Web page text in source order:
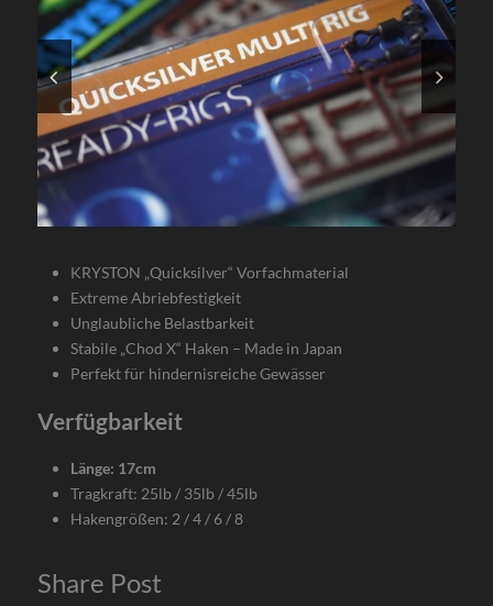
Deutsch
KRYSTON „Quicksilver“ Vorfachmaterial
Extreme Abriebfestigkeit
Unglaubliche Belastbarkeit
Stabile „Chod X“ Haken – Made in Japan
Perfekt für hindernisreiche Gewässer
Verfügbarkeit
Länge: 17cm
Tragkraft: 25lb / 35lb / 45lb
Hakengrößen: 2 / 4 / 6 / 8
Share Post